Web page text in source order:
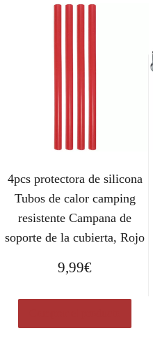
4pcs protectora de silicona
Tubos de calor camping
resistente Campana de
soporte de la cubierta, Rojo
9,99€